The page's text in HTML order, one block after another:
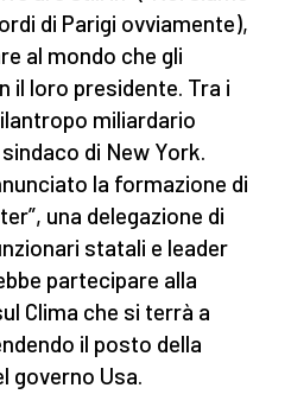
di Parigi ovviamente),
al mondo che gli
il loro presidente. Tra i
miliardario
di New York.
la formazione di
una delegazione di
statali e leader
partecipare alla
Clima che si terrà a
il posto della
governo Usa.